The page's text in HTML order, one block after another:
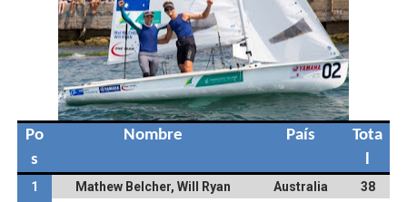
Po
s
Nombre País
Tota
l
1 Mathew Belcher, Will Ryan Australia
38